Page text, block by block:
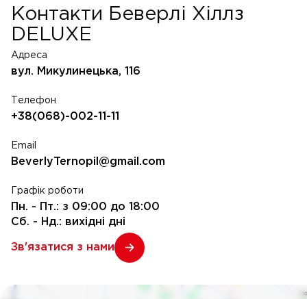
Контакти Беверлі Хіллз
DELUXE
Адреса
вул. Микулинецька, 116
Телефон
+38(068)-002-11-11
Email
BeverlyTernopil@gmail.com
Графік роботи
Пн. - Пт.: з 09:00 до 18:00
Сб. - Нд.: вихідні дні
Зв'язатися з нами